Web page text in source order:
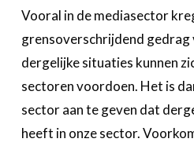
Vooral in de mediasector
grensoverschrijdend gedrag
dergelijke situaties kunnen
sectoren voordoen. Het is
sector aan te geven dat
heeft in onze sector.